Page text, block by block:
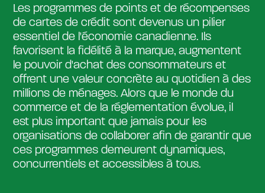
Les programmes de points et de récompenses
de cartes de crédit sont devenus un pilier
essentiel de l'économie canadienne. Ils
favorisent la fidélité à la marque, augmentent
le pouvoir d'achat des consommateurs et
offrent une valeur concrète au quotidien à des
millions de ménages. Alors que le monde du
commerce et de la réglementation évolue, il
est plus important que jamais pour les
organisations de collaborer afin de garantir que
ces programmes demeurent dynamiques,
concurrentiels et accessibles à tous.